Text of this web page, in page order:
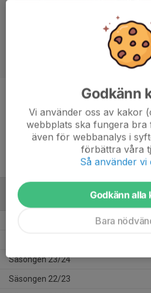
-
Ålder
14 år
ALLA SERIER ALLA ÅR
Säsongen 23/24
Säsongen 22/23
Godkänn
Vi använder oss av kakor
webbplats ska fungera bra
även för webbanalys i
förbättra våra
Så använder vi
Godkänn alla
Bara